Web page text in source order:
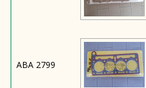
ABA 2799